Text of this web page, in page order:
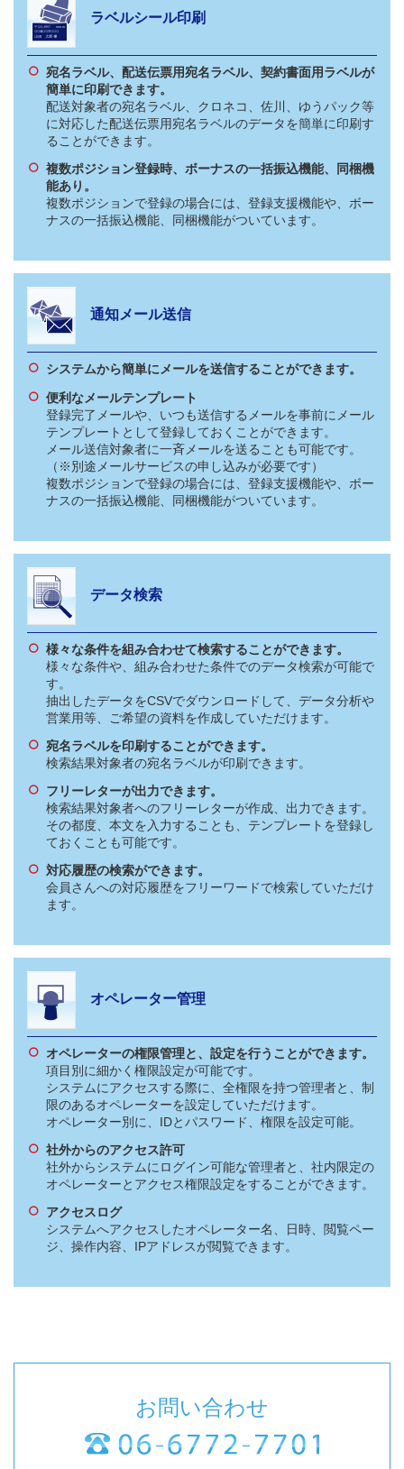
ラベルシール印刷
宛名ラベル、配送伝票用宛名ラベル、契約書面用ラベルが
簡単に印刷できます。
配送対象者の宛名ラベル、クロネコ、佐川、ゆうパック等
に対応した配送伝票用宛名ラベルのデータを簡単に印刷す
ることができます。
複数ポジション登録時、ボーナスの一括振込機能、同梱機
能あり。
複数ポジションで登録の場合には、登録支援機能や、ボー
ナスの一括振込機能、同梱機能がついています。
通知メール送信
システムから簡単にメールを送信することができます。
便利なメールテンプレート
登録完了メールや、いつも送信するメールを事前にメール
テンプレートとして登録しておくことができます。
メール送信対象者に一斉メールを送ることも可能です。
（※別途メールサービスの申し込みが必要です）
複数ポジションで登録の場合には、登録支援機能や、ボー
ナスの一括振込機能、同梱機能がついています。
データ検索
様々な条件を組み合わせて検索することができます。
様々な条件や、組み合わせた条件でのデータ検索が可能で
す。
抽出したデータをCSVでダウンロードして、データ分析や
営業用等、ご希望の資料を作成していただけます。
宛名ラベルを印刷することができます。
検索結果対象者の宛名ラベルが印刷できます。
フリーレターが出力できます。
検索結果対象者へのフリーレターが作成、出力できます。
その都度、本文を入力することも、テンプレートを登録し
ておくことも可能です。
対応履歴の検索ができます。
会員さんへの対応履歴をフリーワードで検索していただけ
ます。
オペレーター管理
オペレーターの権限管理と、設定を行うことができます。
項目別に細かく権限設定が可能です。
システムにアクセスする際に、全権限を持つ管理者と、制
限のあるオペレーターを設定していただけます。
オペレーター別に、IDとパスワード、権限を設定可能。
社外からのアクセス許可
社外からシステムにログイン可能な管理者と、社内限定の
オペレーターとアクセス権限設定をすることができます。
アクセスログ
システムへアクセスしたオペレーター名、日時、閲覧ペー
ジ、操作内容、IPアドレスが閲覧できます。
お問い合わせ